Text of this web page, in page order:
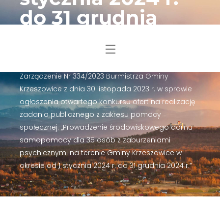
Menu
do 31 grudnia
Zarządzenie Nr 334/2023 Burmistrza Gminy
Krzeszowice z dnia 30 listopada 2023 r. w sprawie
ogłoszenia otwartego konkursu ofert na realizację
zadania publicznego z zakresu pomocy
społecznej: „Prowadzenie środowiskowego domu
samopomocy dla 35 osób z zaburzeniami
psychicznymi na terenie Gminy Krzeszowice w
okresie od 1 stycznia 2024 r. do 31 grudnia 2024 r.”